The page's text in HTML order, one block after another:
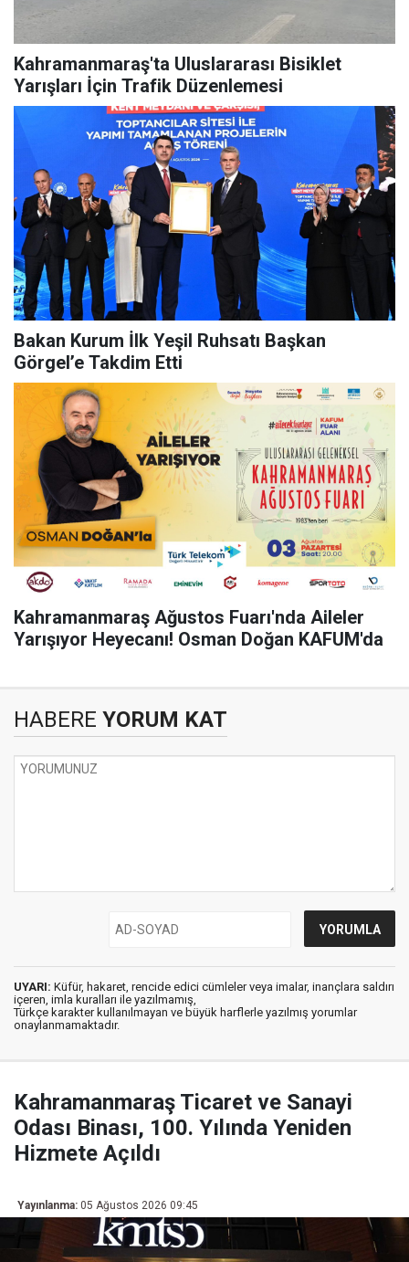
Kahramanmaraş'ta Uluslararası Bisiklet
Yarışları İçin Trafik Düzenlemesi
Bakan Kurum İlk Yeşil Ruhsatı Başkan
Görgel’e Takdim Etti
Kahramanmaraş Ağustos Fuarı'nda Aileler
Yarışıyor Heyecanı! Osman Doğan KAFUM'da
HABERE YORUM KAT
UYARI: Küfür, hakaret, rencide edici cümleler veya imalar, inançlara saldırı
içeren, imla kuralları ile yazılmamış,
Türkçe karakter kullanılmayan ve büyük harflerle yazılmış yorumlar
onaylanmamaktadır.
Kahramanmaraş Ticaret ve Sanayi
Odası Binası, 100. Yılında Yeniden
Hizmete Açıldı
Yayınlanma: 05 Ağustos 2026 09:45